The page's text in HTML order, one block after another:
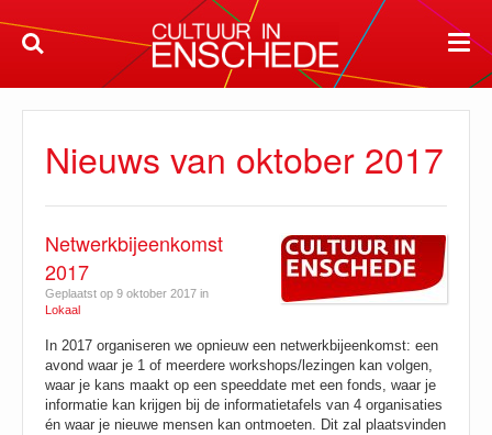
Nieuws van oktober 2017
Netwerkbijeenkomst
2017
Geplaatst op 9 oktober 2017 in
Lokaal
In 2017 organiseren we opnieuw een netwerkbijeenkomst: een
avond waar je 1 of meerdere workshops/lezingen kan volgen,
waar je kans maakt op een speeddate met een fonds, waar je
informatie kan krijgen bij de informatietafels van 4 organisaties
én waar je nieuwe mensen kan ontmoeten. Dit zal plaatsvinden